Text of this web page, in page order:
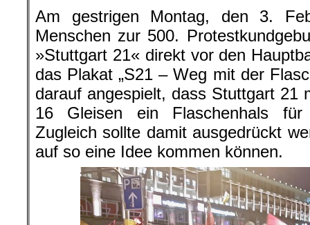
Am gestrigen Montag, den 3.
Menschen zur 500.
»Stuttgart 21« direkt vor den
das Plakat „S21 – Weg mit der
darauf angespielt, dass Stuttgart 21
16 Gleisen ein Flaschenhals
Zugleich sollte damit ausgedrückt
auf so eine Idee kommen können.